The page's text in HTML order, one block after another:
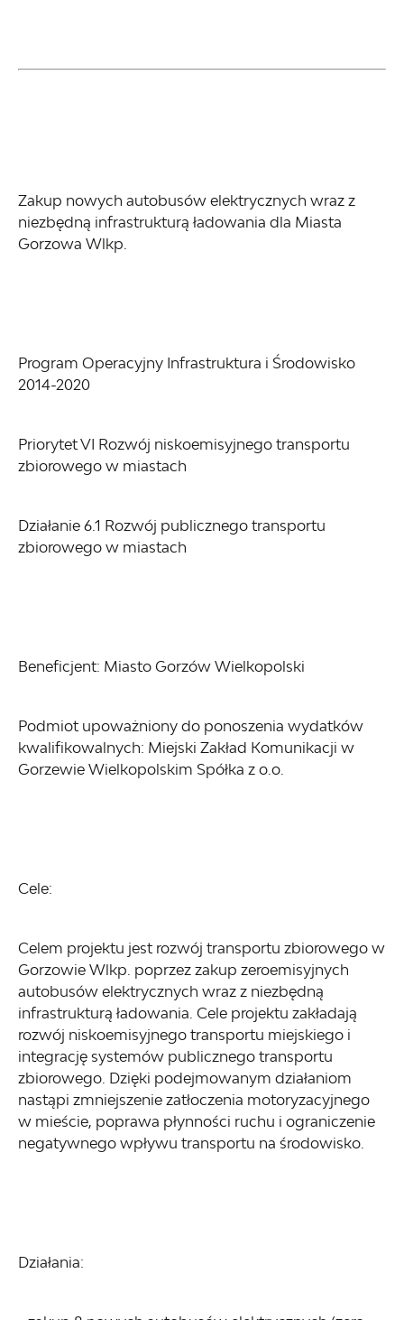
Zakup nowych autobusów elektrycznych wraz z
niezbędną infrastrukturą ładowania dla Miasta
Gorzowa Wlkp.
Program Operacyjny Infrastruktura i Środowisko
2014-2020
Priorytet VI Rozwój niskoemisyjnego transportu
zbiorowego w miastach
Działanie 6.1 Rozwój publicznego transportu
zbiorowego w miastach
Beneficjent: Miasto Gorzów Wielkopolski
Podmiot upoważniony do ponoszenia wydatków
kwalifikowalnych: Miejski Zakład Komunikacji w
Gorzewie Wielkopolskim Spółka z o.o.
Cele:
Celem projektu jest rozwój transportu zbiorowego w
Gorzowie Wlkp. poprzez zakup zeroemisyjnych
autobusów elektrycznych wraz z niezbędną
infrastrukturą ładowania. Cele projektu zakładają
rozwój niskoemisyjnego transportu miejskiego i
integrację systemów publicznego transportu
zbiorowego. Dzięki podejmowanym działaniom
nastąpi zmniejszenie zatłoczenia motoryzacyjnego
w mieście, poprawa płynności ruchu i ograniczenie
negatywnego wpływu transportu na środowisko.
Działania: